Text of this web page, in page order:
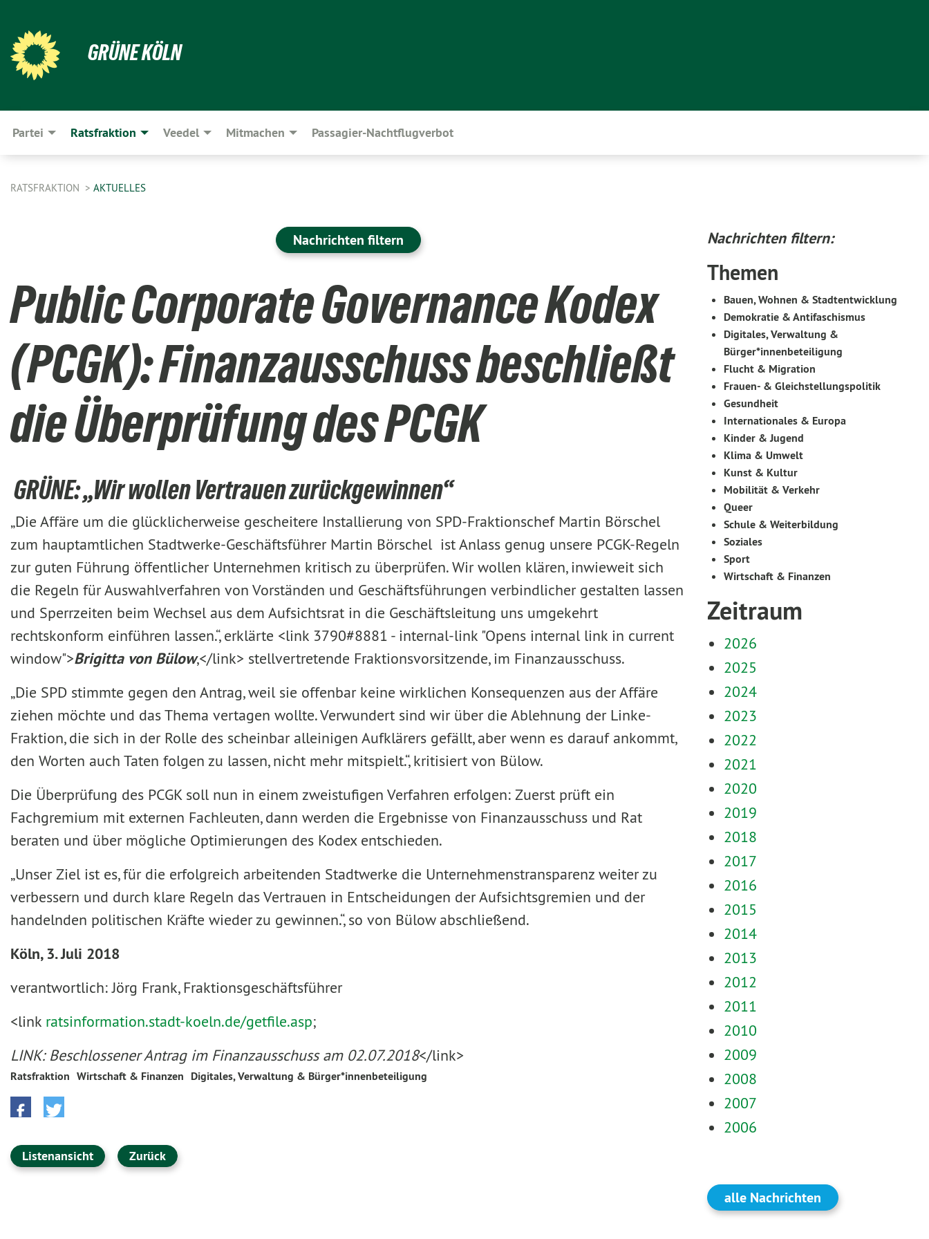
GRÜNE KÖLN
Partei Ratsfraktion Veedel Mitmachen Passagier-Nachtflugverbot
RATSFRAKTION AKTUELLES
Nachrichten filtern
Public Corporate Governance Kodex
(PCGK): Finanzausschuss beschließt
die Überprüfung des PCGK
GRÜNE: „Wir wollen Vertrauen zurückgewinnen“
„Die Affäre um die glücklicherweise gescheitere Installierung von SPD-Fraktionschef Martin Börschel
zum hauptamtlichen Stadtwerke-Geschäftsführer Martin Börschel ist Anlass genug unsere PCGK-Regeln
zur guten Führung öffentlicher Unternehmen kritisch zu überprüfen. Wir wollen klären, inwieweit sich
die Regeln für Auswahlverfahren von Vorständen und Geschäftsführungen verbindlicher gestalten lassen
und Sperrzeiten beim Wechsel aus dem Aufsichtsrat in die Geschäftsleitung uns umgekehrt
rechtskonform einführen lassen.“, erklärte <link 3790#8881 - internal-link "Opens internal link in current
window">Brigitta von Bülow,</link> stellvertretende Fraktionsvorsitzende, im Finanzausschuss.
„Die SPD stimmte gegen den Antrag, weil sie offenbar keine wirklichen Konsequenzen aus der Affäre
ziehen möchte und das Thema vertagen wollte. Verwundert sind wir über die Ablehnung der Linke-
Fraktion, die sich in der Rolle des scheinbar alleinigen Aufklärers gefällt, aber wenn es darauf ankommt,
den Worten auch Taten folgen zu lassen, nicht mehr mitspielt.“, kritisiert von Bülow.
Die Überprüfung des PCGK soll nun in einem zweistufigen Verfahren erfolgen: Zuerst prüft ein
Fachgremium mit externen Fachleuten, dann werden die Ergebnisse von Finanzausschuss und Rat
beraten und über mögliche Optimierungen des Kodex entschieden.
„Unser Ziel ist es, für die erfolgreich arbeitenden Stadtwerke die Unternehmenstransparenz weiter zu
verbessern und durch klare Regeln das Vertrauen in Entscheidungen der Aufsichtsgremien und der
handelnden politischen Kräfte wieder zu gewinnen.“, so von Bülow abschließend.
Köln, 3. Juli 2018
verantwortlich: Jörg Frank, Fraktionsgeschäftsführer
<link ratsinformation.stadt-koeln.de/getfile.asp;
LINK: Beschlossener Antrag im Finanzausschuss am 02.07.2018</link>
Ratsfraktion Wirtschaft & Finanzen Digitales, Verwaltung & Bürger*innenbeteiligung
Listenansicht Zurück
Nachrichten filtern:
Themen
Bauen, Wohnen & Stadtentwicklung
Demokratie & Antifaschismus
Digitales, Verwaltung &
Bürger*innenbeteiligung
Flucht & Migration
Frauen- & Gleichstellungspolitik
Gesundheit
Internationales & Europa
Kinder & Jugend
Klima & Umwelt
Kunst & Kultur
Mobilität & Verkehr
Queer
Schule & Weiterbildung
Soziales
Sport
Wirtschaft & Finanzen
Zeitraum
2026
2025
2024
2023
2022
2021
2020
2019
2018
2017
2016
2015
2014
2013
2012
2011
2010
2009
2008
2007
2006
alle Nachrichten